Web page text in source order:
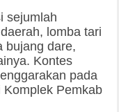
sejumlah
lomba tari
bujang dare,
Kontes
pada
Komplek Pemkab